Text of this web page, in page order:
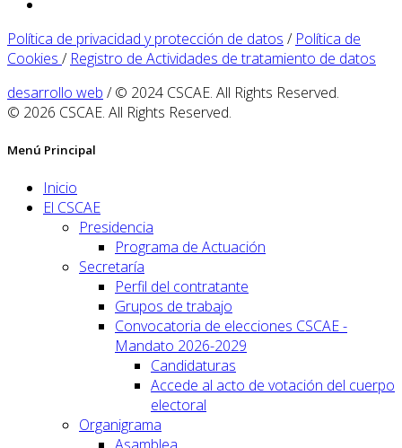
Política de privacidad y protección de datos / Política de
Cookies / Registro de Actividades de tratamiento de datos
desarrollo web / © 2024 CSCAE. All Rights Reserved.
© 2026 CSCAE. All Rights Reserved.
Menú Principal
Inicio
El CSCAE
Presidencia
Programa de Actuación
Secretaría
Perfil del contratante
Grupos de trabajo
Convocatoria de elecciones CSCAE -
Mandato 2026-2029
Candidaturas
Accede al acto de votación del cuerpo
electoral
Organigrama